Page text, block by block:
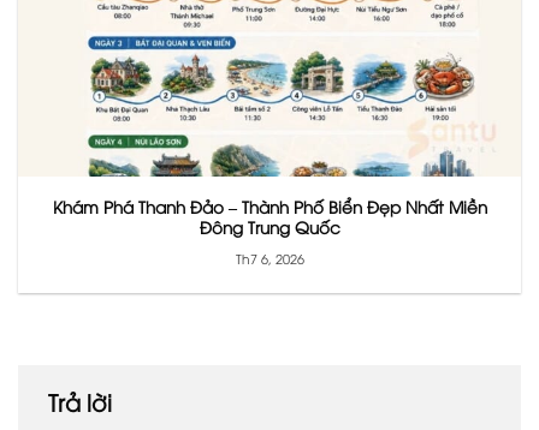
Khám Phá Thanh Đảo – Thành Phố Biển Đẹp Nhất Miền
Đông Trung Quốc
Th7 6, 2026
Trả lời